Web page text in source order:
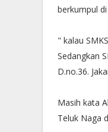
berkumpul
" kalau
Sedangkan
D.no.36.
Masih kata
Teluk Naga